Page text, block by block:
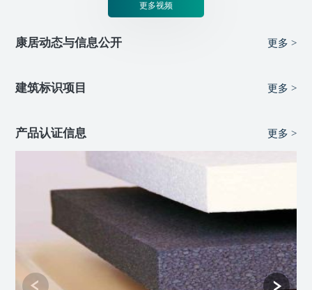
更多视频
康居动态与信息公开 更多 >
建筑标识项目 更多 >
产品认证信息 更多 >